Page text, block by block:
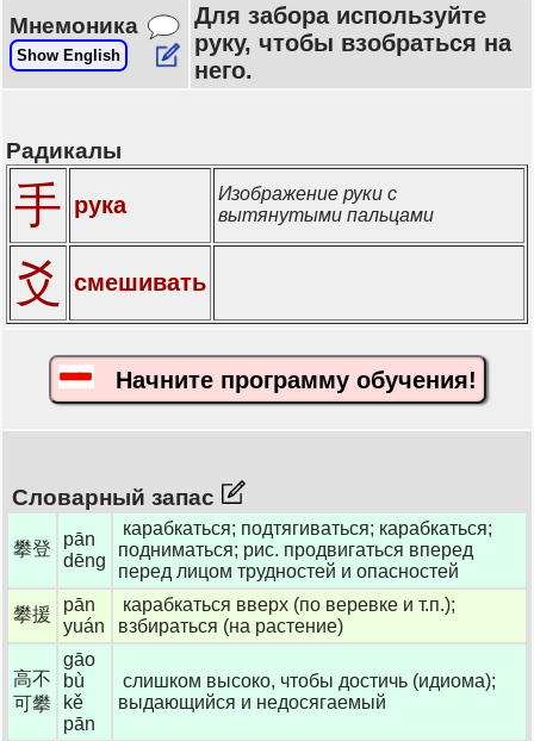
Мнемоника
Show English
Для забора используйте
руку, чтобы взобраться на
него.
Радикалы
手 рука
Изображение руки с
вытянутыми пальцами
爻 смешивать
Начните программу обучения!
Словарный запас
攀登
pān
dēng
карабкаться; подтягиваться; карабкаться;
подниматься; рис. продвигаться вперед
перед лицом трудностей и опасностей
攀援
pān
yuán
карабкаться вверх (по веревке и т.п.);
взбираться (на растение)
高不
可攀
gāo
bù
kě
pān
слишком высоко, чтобы достичь (идиома);
выдающийся и недосягаемый